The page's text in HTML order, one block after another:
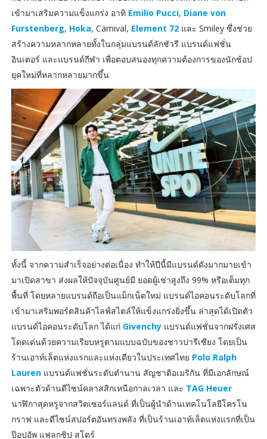
เข้ามาเสริมความแข็งแกร่ง อาทิ Emilio Pucci, Diane von
Furstenberg, Hoka, Carnival, Element 72และ Smiley ซึ่งช่วย
สร้างความหลากหลายทั้งในกลุ่มแบรนด์ลักชัวรี แบรนด์แฟชั่น
อินเตอร์ และแบรนด์กีฬา เพื่อตอบสนองทุกความต้องการของนักช้อป
ยุคใหม่ที่หลากหลายมากขึ้น
ทั้งนี้ จากความสำเร็จอย่างต่อเนื่อง ทำให้ปีนี้มีแบรนด์ดังมากมายเข้า
มาเปิดสาขา ส่งผลให้ปัจจุบันศูนย์มี ยอดผู้เช่าสูงถึง 99% หรือเต็มทุก
พื้นที่ โดยหลายแบรนด์ถือเป็นแม็กเน็ตใหม่ แบรนด์ไอคอนระดับโลกที่
เข้ามาเสริมพอร์ตสินค้าไลฟ์สไตล์ให้แข็งแกร่งยิ่งขึ้น ล่าสุดได้เปิดตัว
แบรนด์ไอคอนระดับโลก ได้แก่ Givenchyแบรนด์แฟชั่นจากฝรั่งเศส
โดดเด่นด้วยความเรียบหรูตามแบบฉบับของชาวปารีเซียง โดยเป็น
ร้านเอาท์เล็ตแห่งแรกและแห่งเดียวในประเทศไทย Polo Ralph
Laurenแบรนด์แฟชั่นระดับตำนาน สัญชาติอเมริกัน ที่มีเอกลักษณ์
เฉพาะตัวด้านดีไซน์คลาสสิกเหนือกาลเวลา และ TAG Heuer
นาฬิกาสุดหรูจากสวิตเซอร์แลนด์ ที่เป็นผู้นำด้านเทคโนโลยีโครโน
กราฟ และดีไซน์สปอร์ตอันทรงพลัง ที่เป็นร้านเอาท์เล็ตแห่งแรกที่เป็น
ป๊อปอัพ แฟลกชิป สโตร์